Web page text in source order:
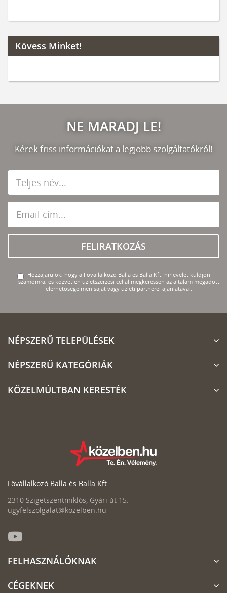
Kövess Minket!
NE MARADJ LE!
Kérek friss információkat a legjobb szolgáltatókról!
FELIRATKOZÁS
Hozzájárulok, hogy a Fővállalkozó Balla és Balla Kft. hírlevelet küldjön
számomra, és közvetlen üzletszerzési céllal megkeressen az általam megadott
elérhetőségeimen saját vagy üzleti partnerei ajánlatával.
NÉPSZERŰ TELEPÜLÉSEK
NÉPSZERŰ KATEGÓRIÁK
KÖZELMÚLTBAN KERESTÉK
Fővállalkozó Balla és Balla Kft.
2310 Szigetszentmiklós, Gyári út 15.
ugyfelszolgalat@kozelben.hu
FELHASZNÁLÓKNAK
CÉGEKNEK